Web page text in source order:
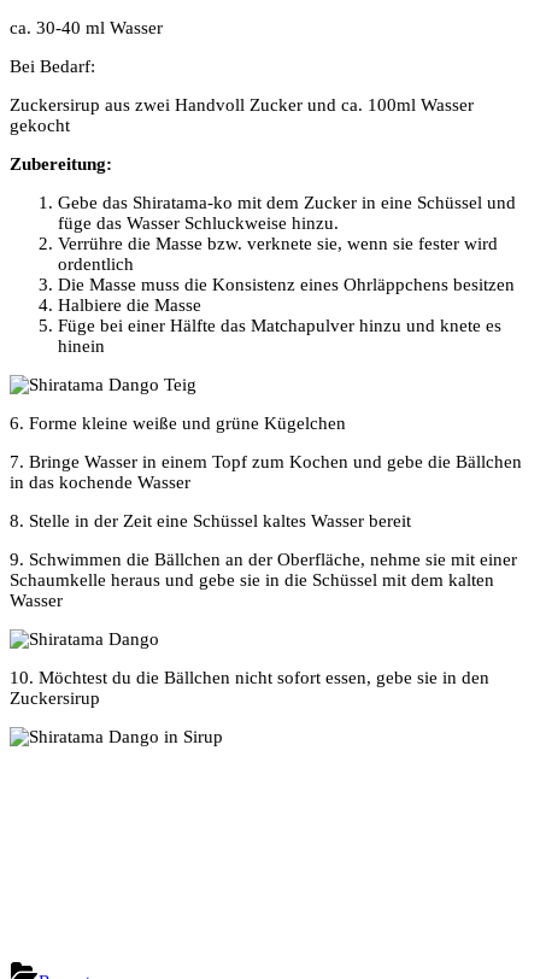
ca. 30-40 ml Wasser
Bei Bedarf:
Zuckersirup aus zwei Handvoll Zucker und ca. 100ml Wasser
gekocht
Zubereitung:
Gebe das Shiratama-ko mit dem Zucker in eine Schüssel und
füge das Wasser Schluckweise hinzu.
Verrühre die Masse bzw. verknete sie, wenn sie fester wird
ordentlich
Die Masse muss die Konsistenz eines Ohrläppchens besitzen
Halbiere die Masse
Füge bei einer Hälfte das Matchapulver hinzu und knete es
hinein
6. Forme kleine weiße und grüne Kügelchen
7. Bringe Wasser in einem Topf zum Kochen und gebe die Bällchen
in das kochende Wasser
8. Stelle in der Zeit eine Schüssel kaltes Wasser bereit
9. Schwimmen die Bällchen an der Oberfläche, nehme sie mit einer
Schaumkelle heraus und gebe sie in die Schüssel mit dem kalten
Wasser
10. Möchtest du die Bällchen nicht sofort essen, gebe sie in den
Zuckersirup